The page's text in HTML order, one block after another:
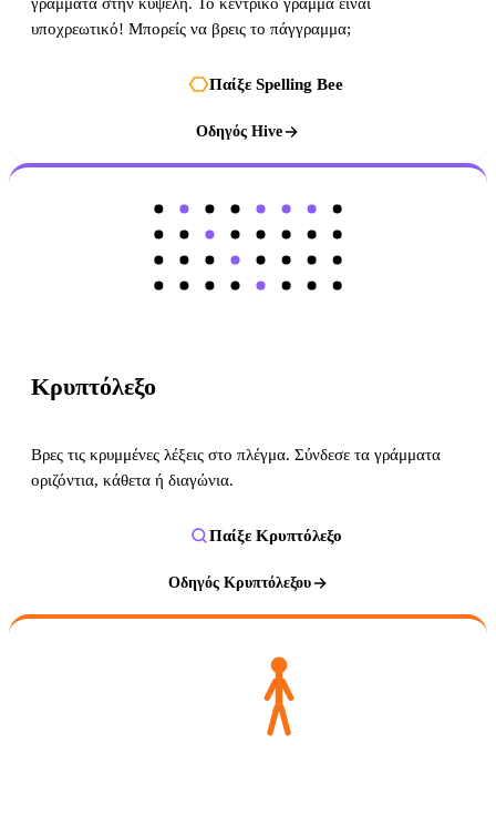
υποχρεωτικό! Μπορείς να βρεις το πάγγραμμα;
Παίξε Spelling Bee
Οδηγός Hive
Κρυπτόλεξο
Βρες τις κρυμμένες λέξεις στο πλέγμα. Σύνδεσε τα γράμματα
οριζόντια, κάθετα ή διαγώνια.
Παίξε Κρυπτόλεξο
Οδηγός Κρυπτόλεξου